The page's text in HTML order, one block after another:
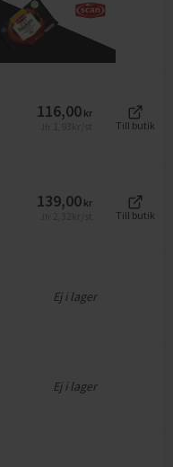
116,00 kr
Till butik
139,00 kr
Till butik
Ej i lager
Ej i lager